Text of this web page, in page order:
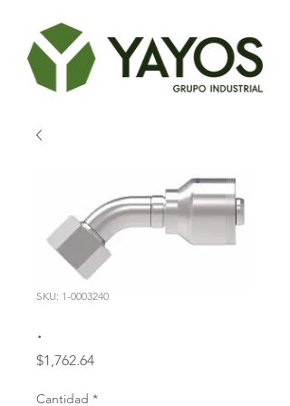
SKU: 1-0003240
.
$1,762.64Precio
Cantidad *